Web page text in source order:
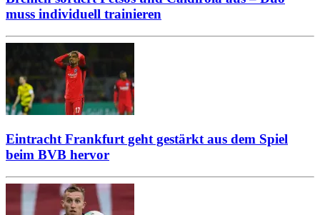
muss individuell trainieren
Eintracht Frankfurt geht gestärkt aus dem Spiel
beim BVB hervor